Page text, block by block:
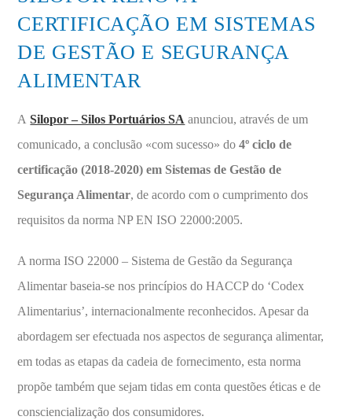
CERTIFICAÇÃO EM SISTEMAS
DE GESTÃO E SEGURANÇA
ALIMENTAR
ASilopor – Silos Portuários SA anunciou, através de um
comunicado, a conclusão «com sucesso» do4º ciclo de
certificação (2018-2020) em Sistemas de Gestão de
Segurança Alimentar, de acordo com o cumprimento dos
requisitos da norma NP EN ISO 22000:2005.
A norma ISO 22000 – Sistema de Gestão da Segurança
Alimentar baseia-se nos princípios do HACCP do ‘Codex
Alimentarius’, internacionalmente reconhecidos. Apesar da
abordagem ser efectuada nos aspectos de segurança alimentar,
em todas as etapas da cadeia de fornecimento, esta norma
propõe também que sejam tidas em conta questões éticas e de
consciencialização dos consumidores.